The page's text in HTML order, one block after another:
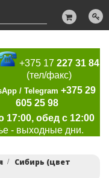
+375 17227 31 84
(тел/факс)
/ Telegram +375 29
605 25 98
17:00, обед с 12:00
- выходные дни.
Сибирь (цвет